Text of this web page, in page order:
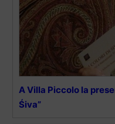
A Villa Piccolo la
Śiva”